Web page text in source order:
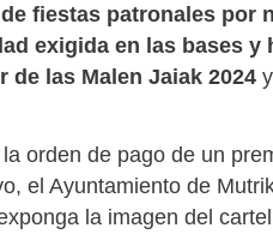
fiestas patronales por
exigida en las bases y
de las Malen Jaiak 2024
orden de pago de un
el Ayuntamiento de
la imagen del